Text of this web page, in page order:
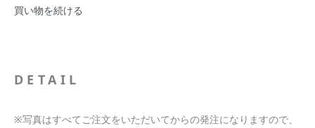
買い物を続ける
DETAIL
※写真はすべてご注文をいただいてからの発注になりますので、